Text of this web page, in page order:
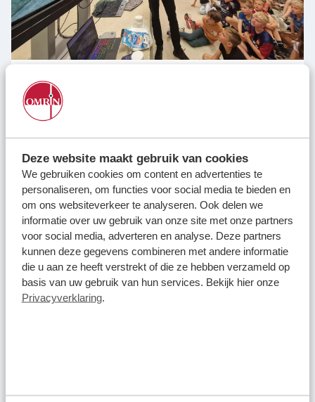
Deze website maakt gebruik van cookies
We gebruiken cookies om content en advertenties te
personaliseren, om functies voor social media te bieden en
om ons websiteverkeer te analyseren. Ook delen we
informatie over uw gebruik van onze site met onze partners
voor social media, adverteren en analyse. Deze partners
kunnen deze gegevens combineren met andere informatie
die u aan ze heeft verstrekt of die ze hebben verzameld op
basis van uw gebruik van hun services. Bekijk hier onze
Privacyverklaring.